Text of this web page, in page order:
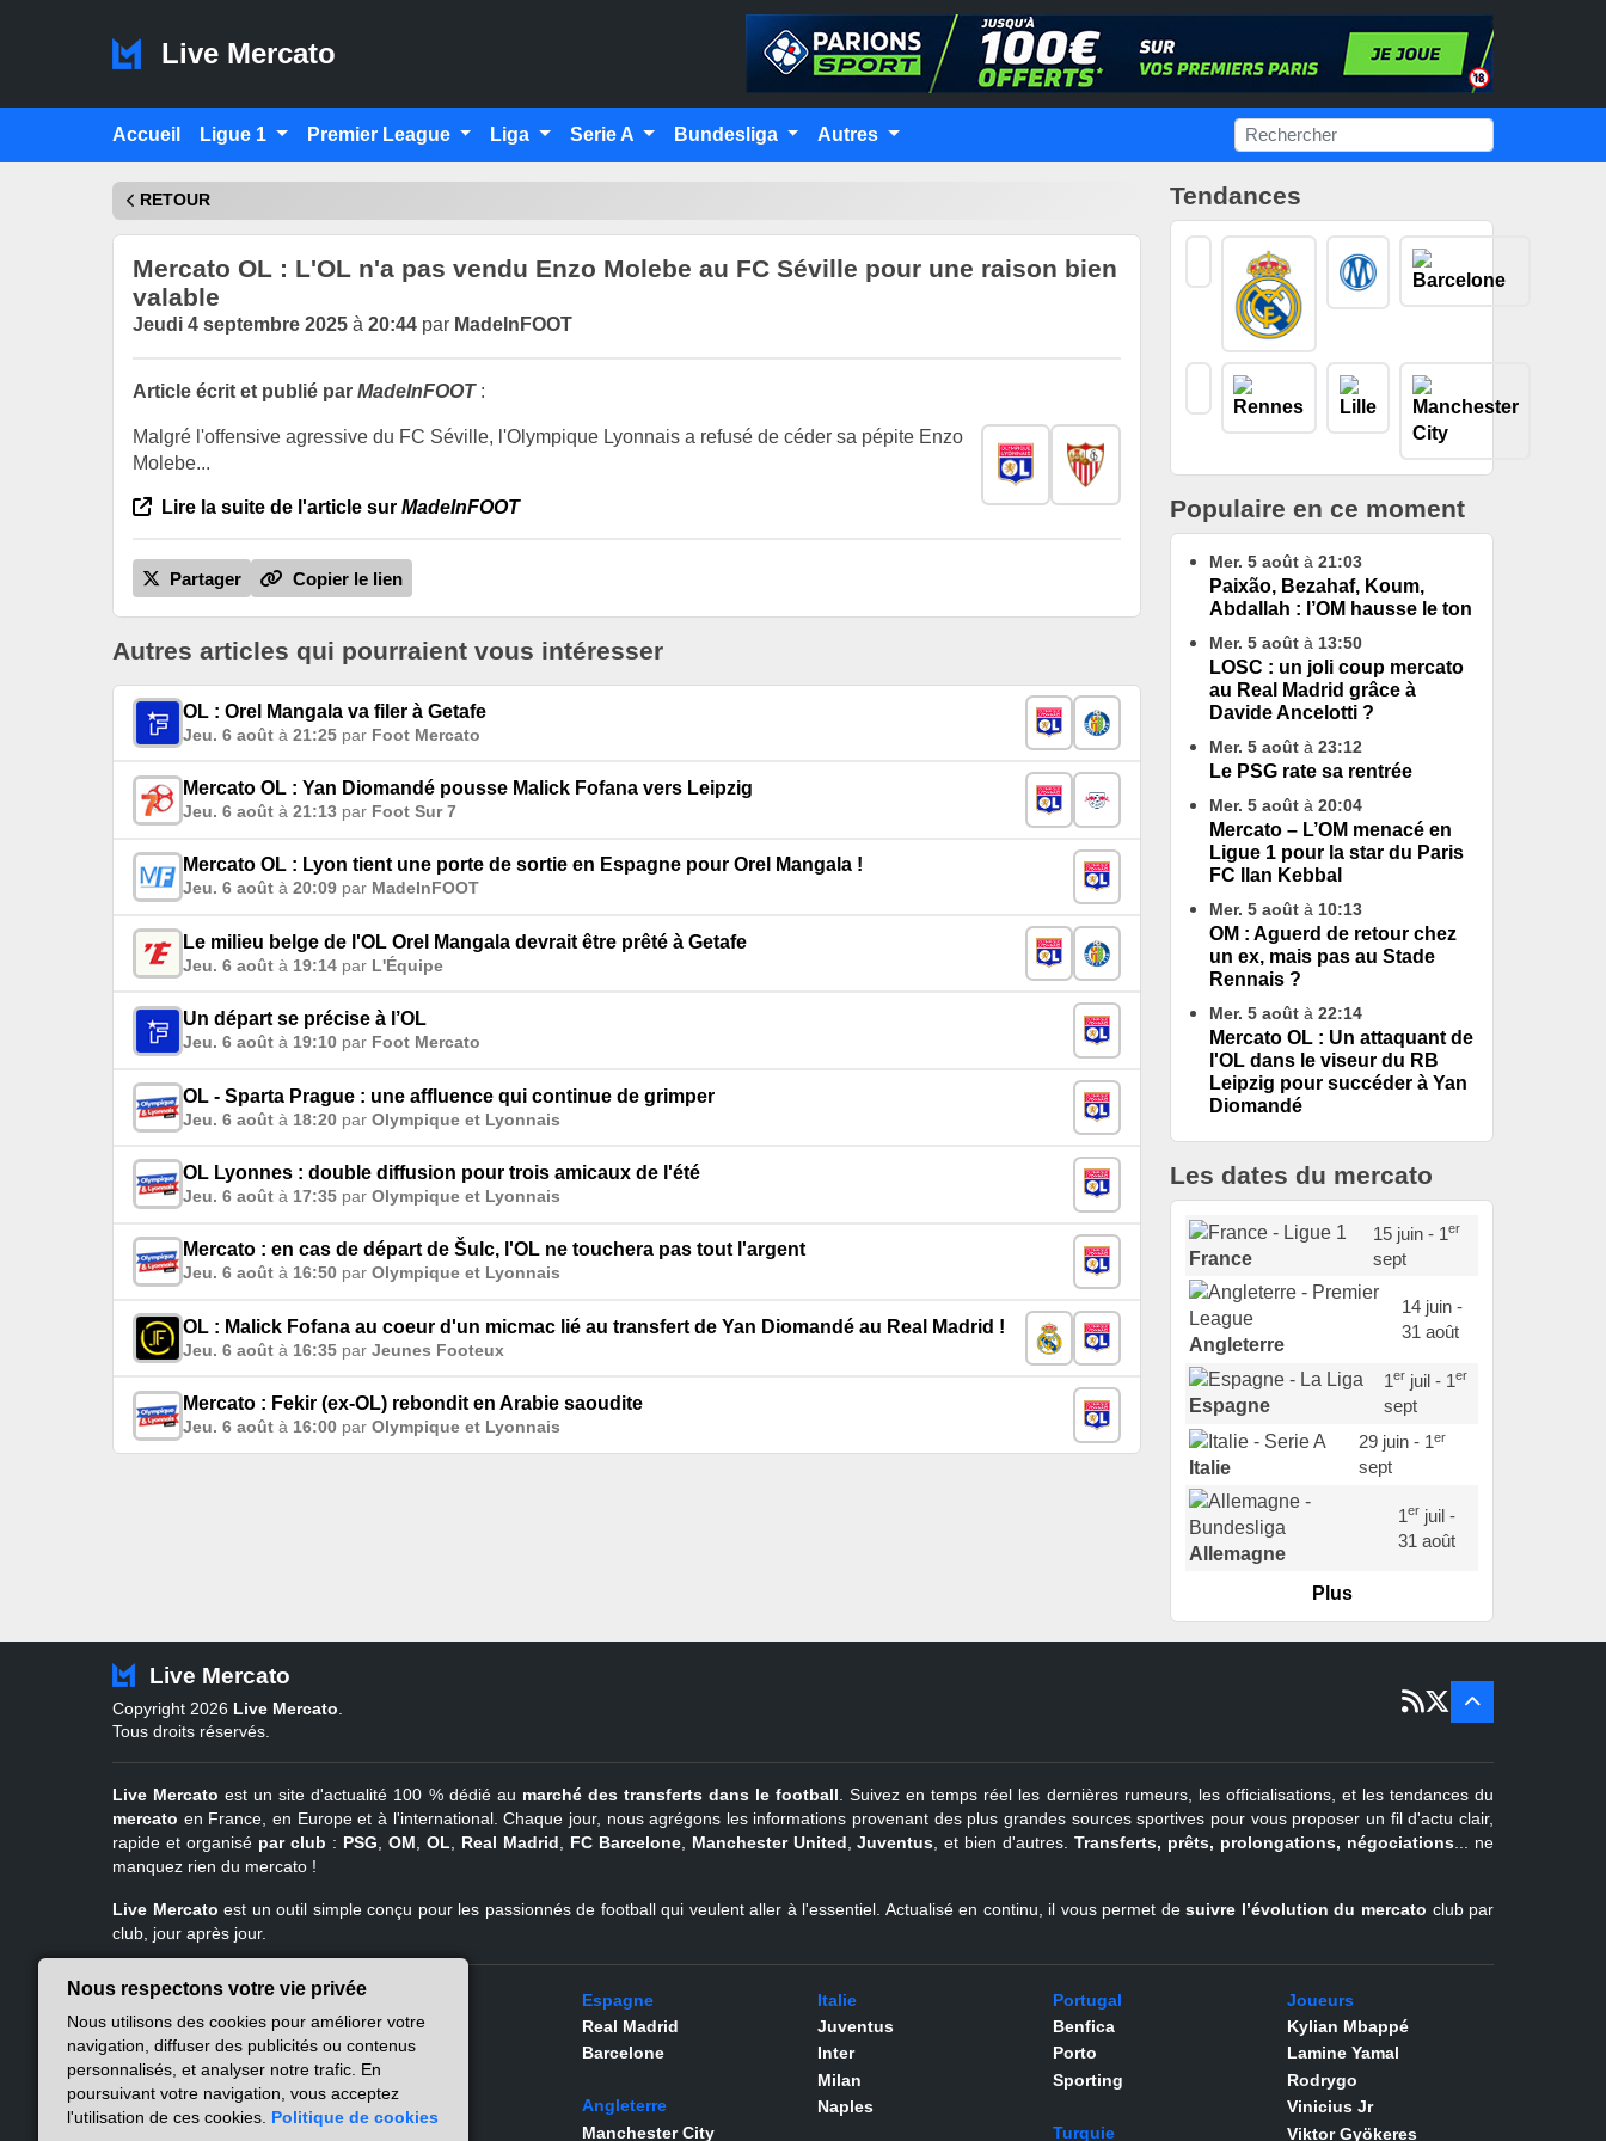
Live Mercato
Accueil Ligue 1 Premier League Liga Serie A Bundesliga Autres
RETOUR
Mercato OL : L'OL n'a pas vendu Enzo Molebe au FC Séville pour une raison bien
valable
Jeudi 4 septembre 2025 à 20:44 par MadeInFOOT
Article écrit et publié par MadeInFOOT:
Malgré l'offensive agressive du FC Séville, l'Olympique Lyonnais a refusé de céder sa pépite Enzo
Molebe...
Lire la suite de l'article sur MadeInFOOT
Partager Copier le lien
Autres articles qui pourraient vous intéresser
OL : Orel Mangala va filer à Getafe
Jeu. 6 août à 21:25 par Foot Mercato
Mercato OL : Yan Diomandé pousse Malick Fofana vers Leipzig
Jeu. 6 août à 21:13 par Foot Sur 7
Mercato OL : Lyon tient une porte de sortie en Espagne pour Orel Mangala !
Jeu. 6 août à 20:09 par MadeInFOOT
Le milieu belge de l'OL Orel Mangala devrait être prêté à Getafe
Jeu. 6 août à 19:14 par L'Équipe
Un départ se précise à l’OL
Jeu. 6 août à 19:10 par Foot Mercato
OL - Sparta Prague : une affluence qui continue de grimper
Jeu. 6 août à 18:20 par Olympique et Lyonnais
OL Lyonnes : double diffusion pour trois amicaux de l'été
Jeu. 6 août à 17:35 par Olympique et Lyonnais
Mercato : en cas de départ de Šulc, l'OL ne touchera pas tout l'argent
Jeu. 6 août à 16:50 par Olympique et Lyonnais
OL : Malick Fofana au coeur d'un micmac lié au transfert de Yan Diomandé au Real Madrid !
Jeu. 6 août à 16:35 par Jeunes Footeux
Mercato : Fekir (ex-OL) rebondit en Arabie saoudite
Jeu. 6 août à 16:00 par Olympique et Lyonnais
Tendances
Populaire en ce moment
Mer. 5 août à 21:03
Paixão, Bezahaf, Koum,
Abdallah : l’OM hausse le ton
Mer. 5 août à 13:50
LOSC : un joli coup mercato
au Real Madrid grâce à
Davide Ancelotti ?
Mer. 5 août à 23:12
Le PSG rate sa rentrée
Mer. 5 août à 20:04
Mercato – L’OM menacé en
Ligue 1 pour la star du Paris
FC Ilan Kebbal
Mer. 5 août à 10:13
OM : Aguerd de retour chez
un ex, mais pas au Stade
Rennais ?
Mer. 5 août à 22:14
Mercato OL : Un attaquant de
l'OL dans le viseur du RB
Leipzig pour succéder à Yan
Diomandé
Les dates du mercato
France
15 juin - 1er
sept
Angleterre
14 juin -
31 août
Espagne
1erjuil - 1er
sept
Italie
29 juin - 1er
sept
Allemagne
1erjuil -
31 août
Portugal
15 sept
sept
Turquie
sept
Belgique
juil -
31 août
Plus
Live Mercato
Copyright 2026 Live Mercato.
Tous droits réservés.
Live Mercato est un site d'actualité 100 % dédié au marché des transferts dans le football. Suivez en temps réel les dernières rumeurs, les officialisations, et les tendances du
mercato en France, en Europe et à l'international. Chaque jour, nous agrégons les informations provenant des plus grandes sources sportives pour vous proposer un fil d'actu clair,
rapide et organisé par club : PSG, OM, OL, Real Madrid, FC Barcelone, Manchester United,Juventus, et bien d'autres.Transferts, prêts, prolongations, négociations... ne
manquez rien du mercato !
Live Mercato est un outil simple conçu pour les passionnés de football qui veulent aller à l'essentiel. Actualisé en continu, il vous permet desuivre l’évolution du mercato club par
club, jour après jour.
Live Mercato
A propos
Nous contacter
Mentions légales
Politique de
Ligue 1
PSG
Marseille
Lyon
Lille
Espagne
Real Madrid
Barcelone
Angleterre
Manchester City
Italie
Juventus
Inter
Milan
Naples
Portugal
Benfica
Porto
Sporting
Turquie
Joueurs
Kylian Mbappé
Lamine Yamal
Rodrygo
Vinicius Jr
Viktor Gyökeres
Nous respectons votre vie privée
Nous utilisons des cookies pour améliorer votre
navigation, diffuser des publicités ou contenus
personnalisés, et analyser notre trafic. En
poursuivant votre navigation, vous acceptez
l'utilisation de ces cookies. Politique de cookies